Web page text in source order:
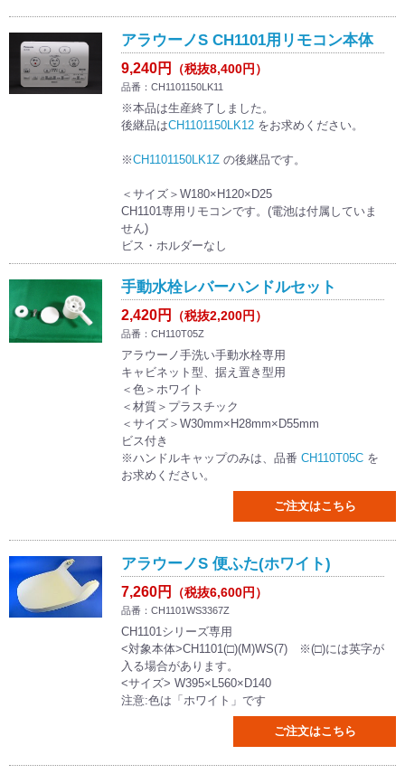
アラウーノS CH1101用リモコン本体
9,240円 （税抜8,400円）
品番：CH1101150LK11
※本品は生産終了しました。
後継品はCH1101150LK12をお求めください。
※CH1101150LK1Zの後継品です。
＜サイズ＞W180×H120×D25
CH1101専用リモコンです。(電池は付属していま
せん)
ビス・ホルダーなし
手動水栓レバーハンドルセット
2,420円 （税抜2,200円）
品番：CH110T05Z
アラウーノ手洗い手動水栓専用
キャビネット型、据え置き型用
＜色＞ホワイト
＜材質＞プラスチック
＜サイズ＞W30mm×H28mm×D55mm
ビス付き
※ハンドルキャップのみは、品番 CH110T05Cを
お求めください。
ご注文はこちら
アラウーノS 便ふた(ホワイト)
7,260円 （税抜6,600円）
品番：CH1101WS3367Z
CH1101シリーズ専用
<対象本体>CH1101(□)(M)WS(7) ※(□)には英字が
入る場合があります。
<サイズ> W395×L560×D140
注意:色は「ホワイト」です
ご注文はこちら